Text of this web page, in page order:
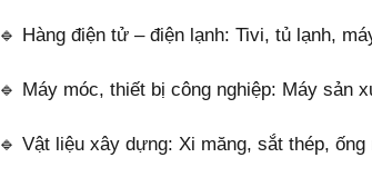
🔹 Hàng điện tử – điện lạnh: Tivi, tủ lạnh,
🔹 Máy móc, thiết bị công nghiệp: Máy sản
🔹 Vật liệu xây dựng: Xi măng, sắt thép,